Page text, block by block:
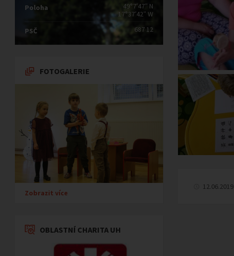
12.06.2019
Poloha
49°7′47″ N
17°37′42″ W
PSČ
687 12
FOTOGALERIE
Zobrazit více
OBLASTNÍ CHARITA UH